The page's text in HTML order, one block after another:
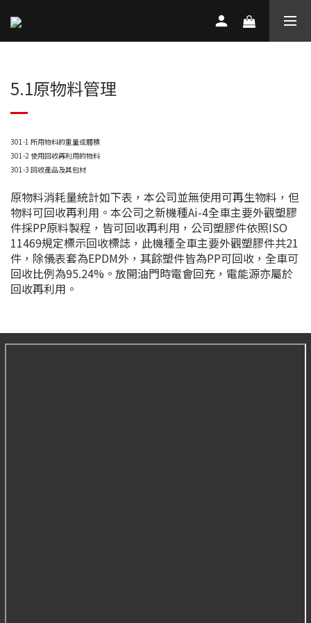
5.1原物料管理
301-1 所用物料的重量或體積
301-2使用回收再利用的物料
301-3 回收產品及其包材
原物料消耗量統計如下表，本公司並無使用可再生物料，但
物料可回收再利用。本公司之新機種Ai-4全車主要外觀塑膠
件採PP原料製程，皆可回收再利用，公司塑膠件依照ISO
11469規定標示回收標誌，此機種全車主要外觀塑膠件共21
件，除儀表套為EPDM外，其餘塑件皆為PP可回收，全車可
回收比例為95.24%。放開油門時電會回充，電能源亦屬於
回收再利用。